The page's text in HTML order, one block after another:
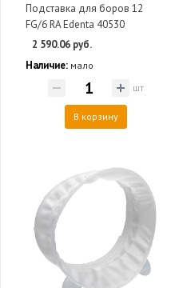
Подставка для боров 12
FG/6 RA Edenta 40530
2 590.06 руб.
Наличие: мало
шт
В корзину